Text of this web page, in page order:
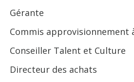
Gérante
Commis approvisionnement
Conseiller Talent et Culture
Directeur des achats